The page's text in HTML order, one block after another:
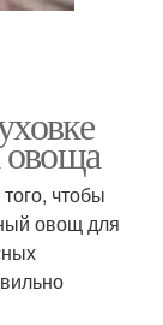
овоща
чтобы
овощ для